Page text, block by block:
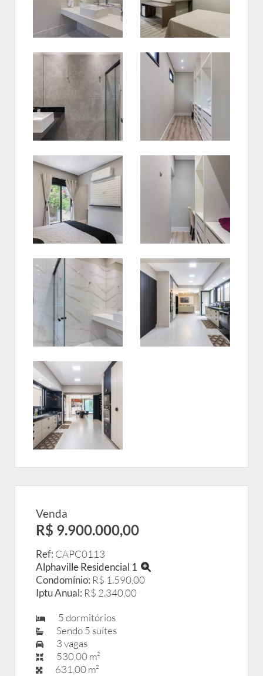
Venda
R$ 9.900.000,00
Ref: CAPC0113
Alphaville Residencial 1
Condomínio: R$ 1.590,00
Iptu Anual: R$ 2.340,00
5 dormitórios
Sendo 5 suítes
3 vagas
530,00 m²
631,00 m²